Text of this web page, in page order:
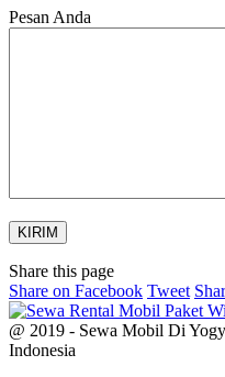
Pesan Anda
Share this page
Share on FacebookShare
on
Facebook
Tweet
on
@ 2019 - Sewa Mobil Di
Indonesia